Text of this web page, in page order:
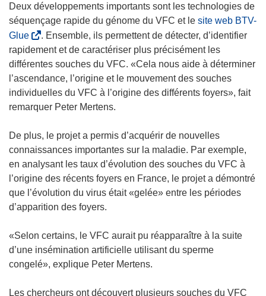
t
r
e
)
Deux développements importants sont les technologies de
séquençage rapide du génome du VFC et le site web BTV-
Glue(
s
’
o
u
v
e
d
a
n
s
u
e
n
o
v
. Ensemble, ils permettent de détecter, d’identifier
rapidement et de caractériser plus précisément les
différentes souches du VFC. «Cela nous aide à déterminer
l’ascendance, l’origine et le mouvement des souches
individuelles du VFC à l’origine des différents foyers», fait
remarquer Peter Mertens.
De plus, le projet a permis d’acquérir de nouvelles
connaissances importantes sur la maladie. Par exemple,
en analysant les taux d’évolution des souches du VFC à
l’origine des récents foyers en France, le projet a démontré
que l’évolution du virus était «gelée» entre les périodes
d’apparition des foyers.
«Selon certains, le VFC aurait pu réapparaître à la suite
d’une insémination artificielle utilisant du sperme
congelé», explique Peter Mertens.
Les chercheurs ont découvert plusieurs souches du VFC